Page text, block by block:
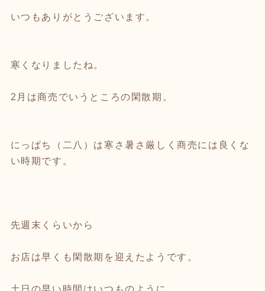
いつもありがとうございます。
寒くなりましたね。
2月は商売でいうところの閑散期。
にっぱち（二八）は寒さ暑さ厳しく商売には良くな
い時期です。
先週末くらいから
お店は早くも閑散期を迎えたようです。
土日の早い時間はいつものように